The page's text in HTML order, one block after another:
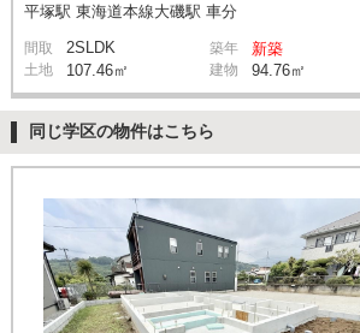
平塚駅 東海道本線大磯駅 車分
間取 2SLDK 築年 新築
土地 107.46㎡ 建物 94.76㎡
同じ学区の物件はこちら